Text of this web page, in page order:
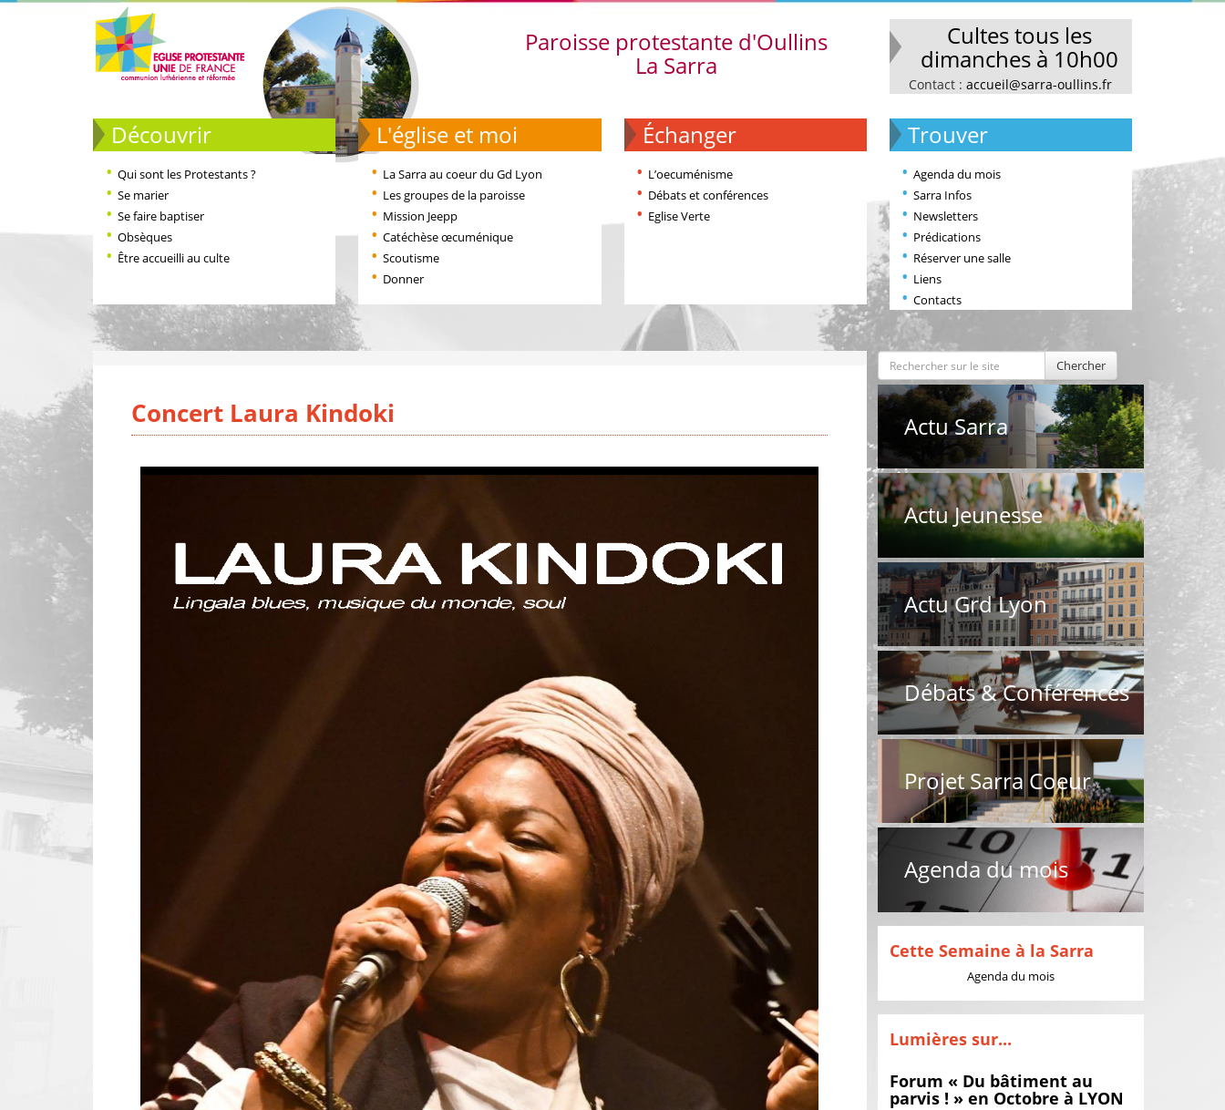
Paroisse protestante d'Oullins
La Sarra
Cultes tous les
dimanches à 10h00
Contact :accueil@sarra-oullins.fr
Découvrir
Qui sont les Protestants ?
Se marier
Se faire baptiser
Obsèques
Être accueilli au culte
L'église et moi
La Sarra au coeur du Gd Lyon
Les groupes de la paroisse
Mission Jeepp
Catéchèse œcuménique
Scoutisme
Donner
échanger
L’oecuménisme
Débats et conférences
Eglise Verte
Trouver
Agenda du mois
Sarra Infos
Newsletters
Prédications
Réserver une salle
Liens
Contacts
Concert Laura Kindoki
Chercher
Actu Sarra
Actu Jeunesse
Actu Grd Lyon
Débats & Conférences
Projet Sarra Coeur
Agenda du mois
Cette Semaine à la Sarra
Agenda du mois
Lumières sur...
Forum « Du bâtiment au
parvis ! » en Octobre à LYON